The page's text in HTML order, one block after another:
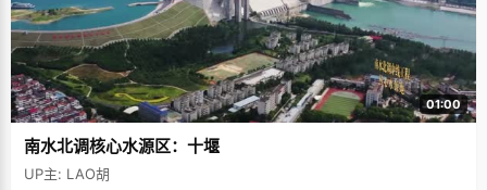
01:00
南水北调核心水源区：十堰
UP主: LAO胡